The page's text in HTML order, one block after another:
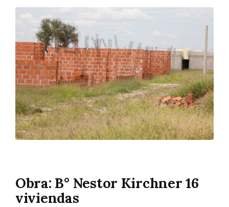
Obra: B° Nestor Kirchner 16
viviendas